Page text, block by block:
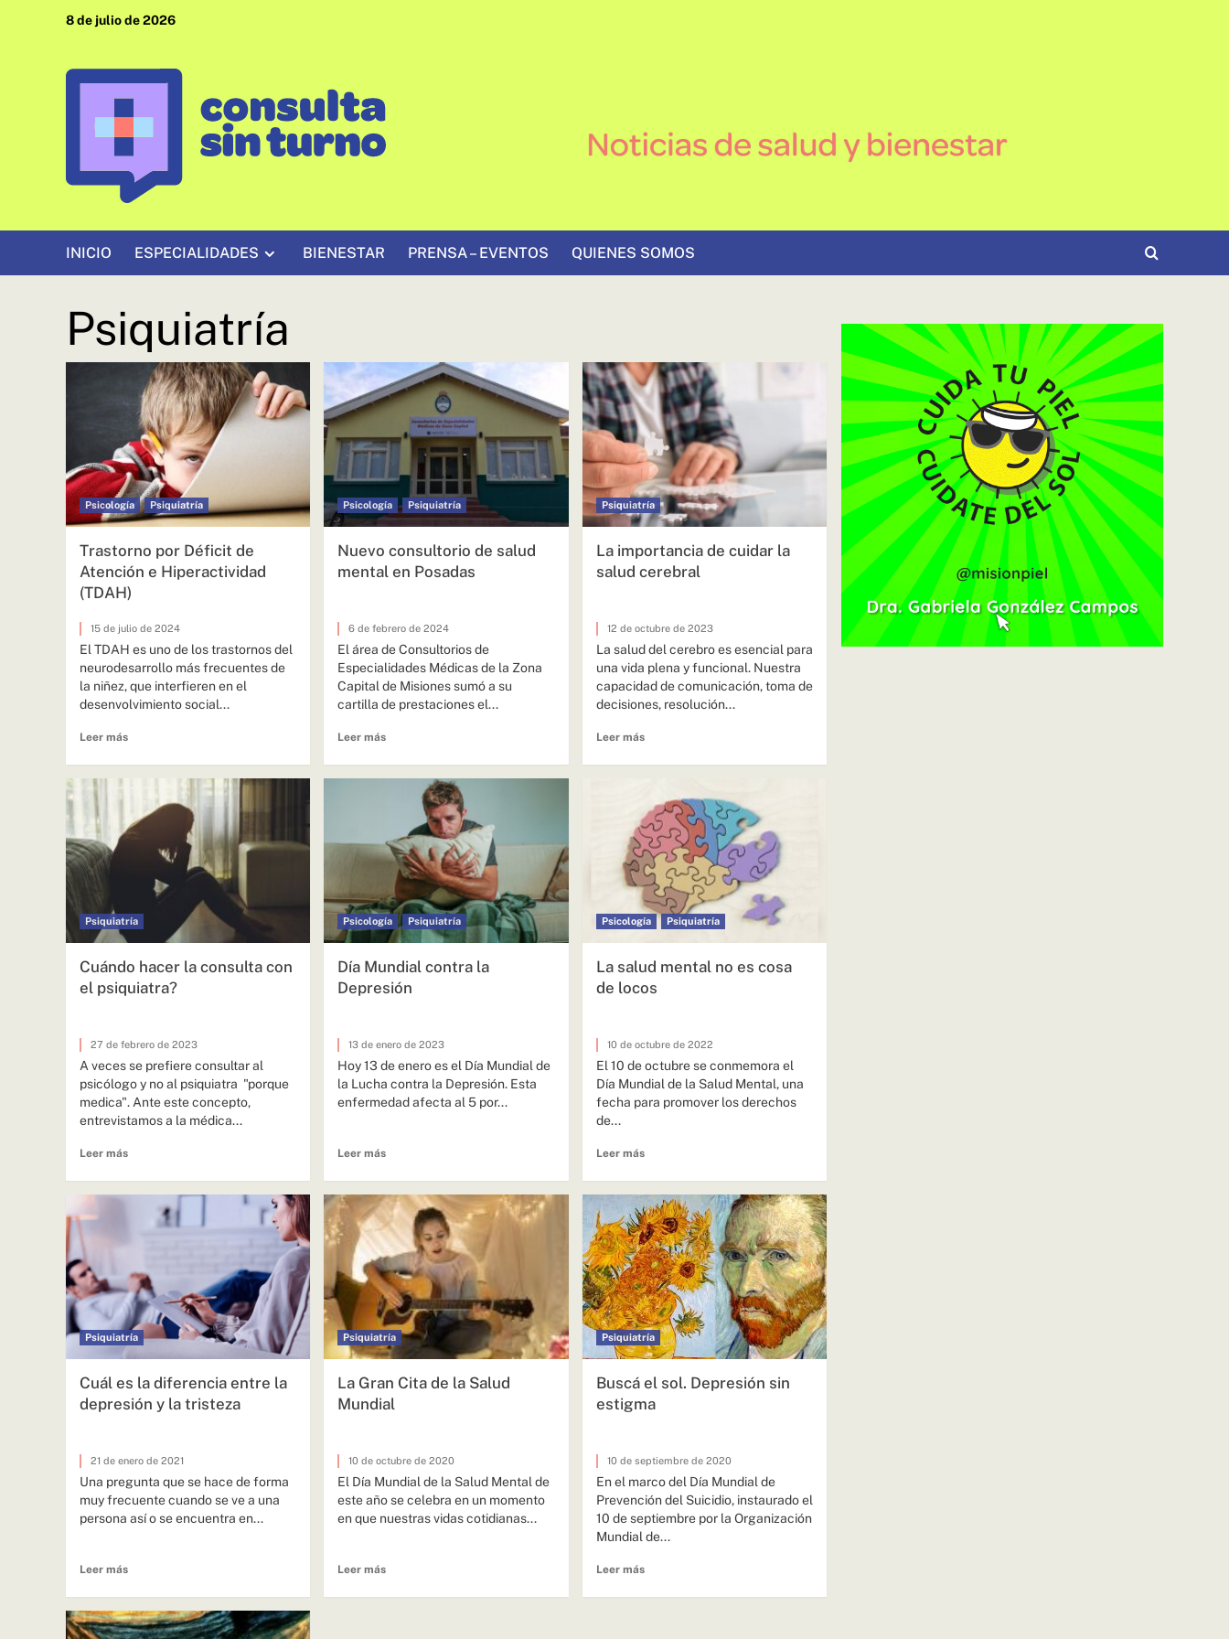
8 de julio de 2026
INICIO ESPECIALIDADES BIENESTAR PRENSA – EVENTOS QUIENES SOMOS
Psiquiatría
Psicología Psiquiatría
Trastorno por Déficit de
Atención e Hiperactividad
(TDAH)
15 de julio de 2024
El TDAH es uno de los trastornos del
neurodesarrollo más frecuentes de
la niñez, que interfieren en el
desenvolvimiento social...
Leer más
Psicología Psiquiatría
Nuevo consultorio de salud
mental en Posadas
6 de febrero de 2024
El área de Consultorios de
Especialidades Médicas de la Zona
Capital de Misiones sumó a su
cartilla de prestaciones el...
Leer más
Psiquiatría
La importancia de cuidar la
salud cerebral
12 de octubre de 2023
La salud del cerebro es esencial para
una vida plena y funcional. Nuestra
capacidad de comunicación, toma de
decisiones, resolución...
Leer más
Psiquiatría
Cuándo hacer la consulta con
el psiquiatra?
27 de febrero de 2023
A veces se prefiere consultar al
psicólogo y no al psiquiatra "porque
medica". Ante este concepto,
entrevistamos a la médica...
Leer más
Psicología Psiquiatría
Día Mundial contra la
Depresión
13 de enero de 2023
Hoy 13 de enero es el Día Mundial de
la Lucha contra la Depresión. Esta
enfermedad afecta al 5 por...
Leer más
Psicología Psiquiatría
La salud mental no es cosa
de locos
10 de octubre de 2022
El 10 de octubre se conmemora el
Día Mundial de la Salud Mental, una
fecha para promover los derechos
de...
Leer más
Psiquiatría
Cuál es la diferencia entre la
depresión y la tristeza
21 de enero de 2021
Una pregunta que se hace de forma
muy frecuente cuando se ve a una
persona así o se encuentra en...
Leer más
Psiquiatría
La Gran Cita de la Salud
Mundial
10 de octubre de 2020
El Día Mundial de la Salud Mental de
este año se celebra en un momento
en que nuestras vidas cotidianas...
Leer más
Psiquiatría
Buscá el sol. Depresión sin
estigma
10 de septiembre de 2020
En el marco del Día Mundial de
Prevención del Suicidio, instaurado el
10 de septiembre por la Organización
Mundial de...
Leer más